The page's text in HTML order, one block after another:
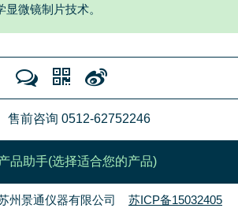
微镜制片技术。
售前咨询 0512-62752246
品助手(选择适合您的产品)
州景通仪器有限公司 苏ICP备15032405